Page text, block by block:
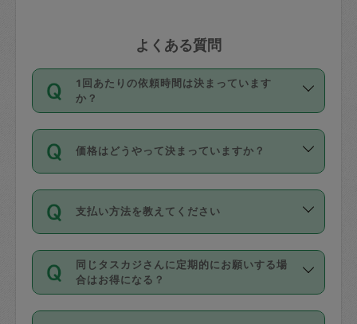
よくある質問
1回あたりの依頼時間は決まっています
か？
依頼1回につき3時間固定です。3時間を
超えて依頼したい場合は、延長機能をご
利用ください。機能をご利用いただくに
の上事前申請することが必要です。な
お、3時間を下回っても、値引き等はござ
いません。
価格はどうやって決まっていますか？
11種類の価格帯の中からタスカジさん自
身が価格を選んで設定しています。
タスカジさんの価格設定には最初は制限
があり、レビュー件数、レビューの平均
値、などで除々に設定可能な最高額が上
がっていく仕組みになっています。
支払い方法を教えてください
お支払方法はクレジットカード（Visa／
Master／JCB／AMERICAN EXPRESS／
Diners Club）のみとなります。
同じタスカジさんに定期的にお願いする場
合はお得になる？
依頼には「スポット」と「定期（毎週｜